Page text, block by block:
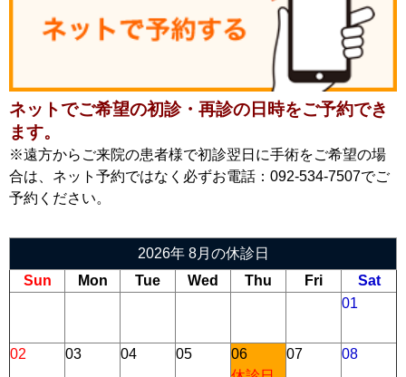
ネットでご希望の初診・再診の日時をご予約でき
ます。
※遠方からご来院の患者様で初診翌日に手術をご希望の場
合は、ネット予約ではなく必ずお電話：092-534-7507でご
予約ください。
2026年 8月の休診日
Sun
Mon Tue Wed Thu Fri
Sat
01
02 03 04 05
06
07 08